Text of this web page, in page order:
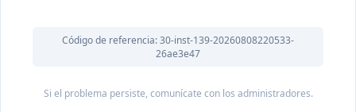
Código de referencia: 30-inst-139-20260808220533-
26ae3e47
Si el problema persiste, comunícate con los administradores.